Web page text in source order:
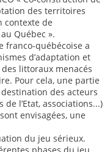
des territoires
contexte de
Québec ».
franco-québécoise a
d’adaptation et
littoraux menacés
Pour cela, une partie
des acteurs
l’Etat, associations...)
envisagées, une
du jeu sérieux.